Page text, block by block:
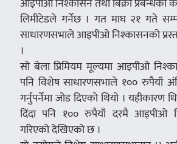
लिमीटेडले गर्नेछ । गत माघ २१ गते
साधारणसभाले आइपीओ निश्कासनको
।
सो बेला प्रिमियम मूल्यमा आइपीओ
पनि विशेष साधारणसभाले १०० रुपैयाँ
गर्नुपर्नेमा जोड दिएको थियो । यहीकारण
दिंदा पनि १०० रुपैयाँ दरमै आइपीओ
गरिएको देखिएको छ ।